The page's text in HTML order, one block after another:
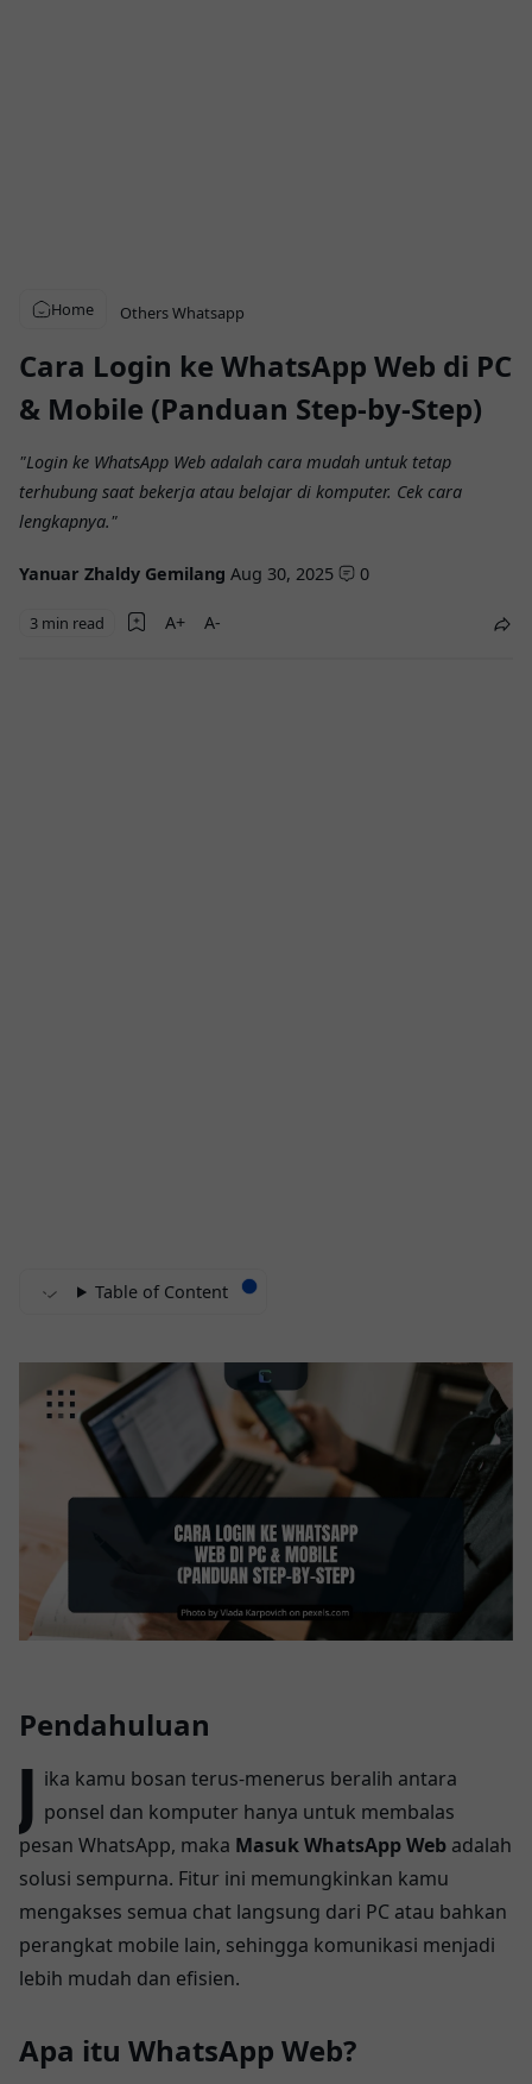
Home OthersWhatsapp
Cara Login ke WhatsApp Web di PC
& Mobile (Panduan Step-by-Step)
"Login ke WhatsApp Web adalah cara mudah untuk tetap
terhubung saat bekerja atau belajar di komputer. Cek cara
lengkapnya."
Yanuar Zhaldy Gemilang Aug 30, 2025 0
3 min read
Table of Content
Pendahuluan
J ika kamu bosan terus-menerus beralih antara
ponsel dan komputer hanya untuk membalas
pesan WhatsApp, maka Masuk WhatsApp Web adalah
solusi sempurna. Fitur ini memungkinkan kamu
mengakses semua chat langsung dari PC atau bahkan
perangkat mobile lain, sehingga komunikasi menjadi
lebih mudah dan efisien.
Apa itu WhatsApp Web?